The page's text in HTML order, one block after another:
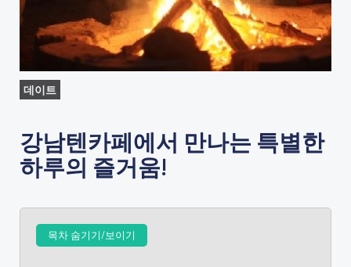
데이트
강남텐카페에서 만나는 특별한
하루의 즐거움!
목차 숨기기/보이기